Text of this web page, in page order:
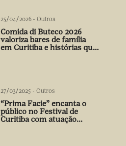
25/04/2026 - Outros
Comida di Buteco 2026
valoriza bares de família
em Curitiba e histórias que
27/03/2025 - Outros
“Prima Facie” encanta o
público no Festival de
Curitiba com atuação